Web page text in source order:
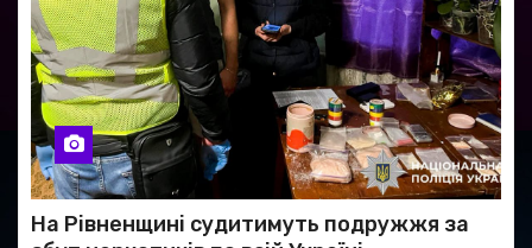
На Рівненщині судитимуть подружжя за